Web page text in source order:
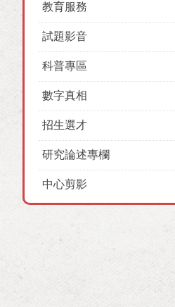
教育服務
試題影音
科普專區
數字真相
招生選才
研究論述專欄
中心剪影